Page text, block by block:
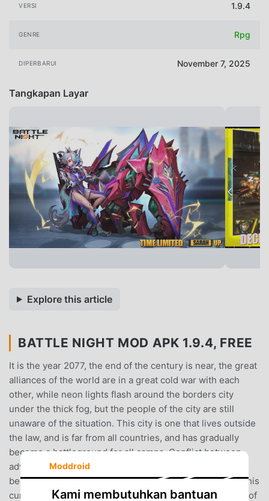
VERSI 1.9.4
GENRE Rpg
DIPERBARUI November 7, 2025
Tangkapan Layar
Explore this article
BATTLE NIGHT MOD APK 1.9.4, FREE
It is the year 2077, the end of the century is near, the great
alliances of the world are in a great cold war with each
other, while neon lights flash around the borders city
under the thick fog, but the people of the city are still
unaware of the situation. This city is one that lives outside
the law, and is far from all countries, and has gradually
become a battleground for all camps. Conflict between
advanced technology and the decadent civilizations has
become irreversible, and Cyberpunk has finally opened his
curtains after long nights.It was around this time on one of
Moddroid
Kami membutuhkan bantuan